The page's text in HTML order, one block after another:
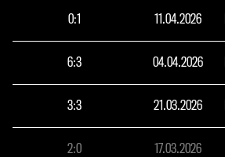
0:1 11.04.2026
6:3 04.04.2026
3:3 21.03.2026
2:0 17.03.2026